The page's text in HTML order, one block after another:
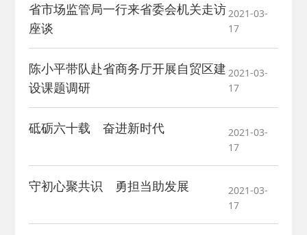
省市场监管局一行来省委会机关走访
座谈
2021-03-
17
陈小平带队赴省商务厅开展自贸区建
设课题调研
2021-03-
17
砥砺六十载 奋进新时代
2021-03-
17
守初心聚共识 勇担当助发展
2021-03-
17